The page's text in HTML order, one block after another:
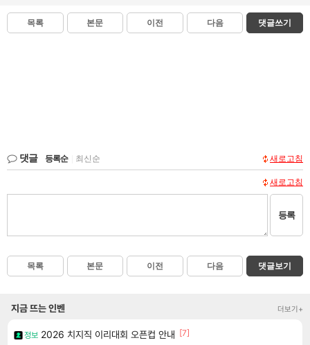
목록 본문 이전 다음 댓글쓰기
댓글 등록순 최신순 새로고침
새로고침
등록
목록 본문 이전 다음 댓글보기
지금 뜨는 인벤 더보기+
정보 2026 치지직 이리대회 오픈컵 안내 [7]